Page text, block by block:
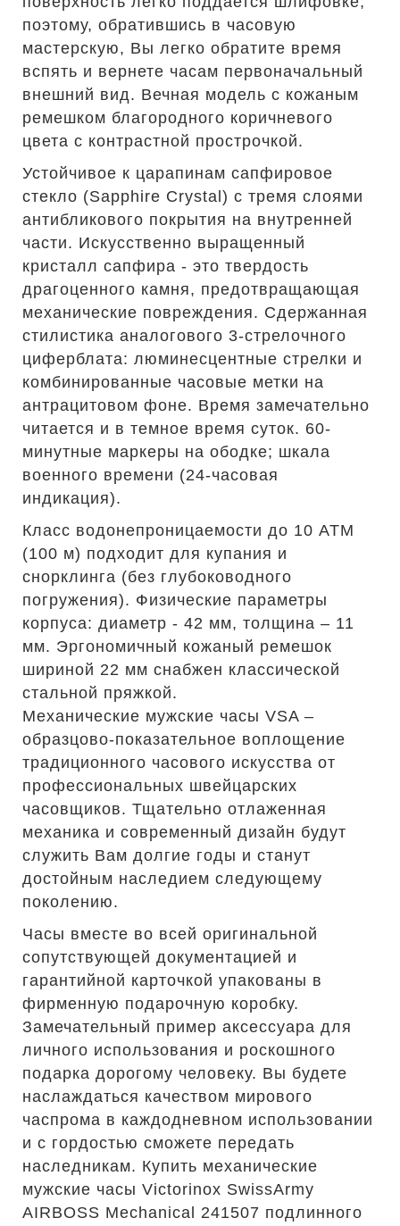
поэтому, обратившись в часовую
мастерскую, Вы легко обратите время
вспять и вернете часам первоначальный
внешний вид. Вечная модель с кожаным
ремешком благородного коричневого
цвета с контрастной прострочкой.
Устойчивое к царапинам сапфировое
стекло (Sapphire Crystal) с тремя слоями
антибликового покрытия на внутренней
части. Искусственно выращенный
кристалл сапфира - это твердость
драгоценного камня, предотвращающая
механические повреждения. Сдержанная
стилистика аналогового 3-стрелочного
циферблата: люминесцентные стрелки и
комбинированные часовые метки на
антрацитовом фоне. Время замечательно
читается и в темное время суток. 60-
минутные маркеры на ободке; шкала
военного времени (24-часовая
индикация).
Класс водонепроницаемости до 10 АТМ
(100 м) подходит для купания и
снорклинга (без глубоководного
погружения). Физические параметры
корпуса: диаметр - 42 мм, толщина – 11
мм. Эргономичный кожаный ремешок
шириной 22 мм снабжен классической
стальной пряжкой.
Механические мужские часы VSA –
образцово-показательное воплощение
традиционного часового искусства от
профессиональных швейцарских
часовщиков. Тщательно отлаженная
механика и современный дизайн будут
служить Вам долгие годы и станут
достойным наследием следующему
поколению.
Часы вместе во всей оригинальной
сопутствующей документацией и
гарантийной карточкой упакованы в
фирменную подарочную коробку.
Замечательный пример аксессуара для
личного использования и роскошного
подарка дорогому человеку. Вы будете
наслаждаться качеством мирового
часпрома в каждодневном использовании
и с гордостью сможете передать
наследникам. Купить механические
мужские часы Victorinox SwissArmy
AIRBOSS Mechanical 241507 подлинного